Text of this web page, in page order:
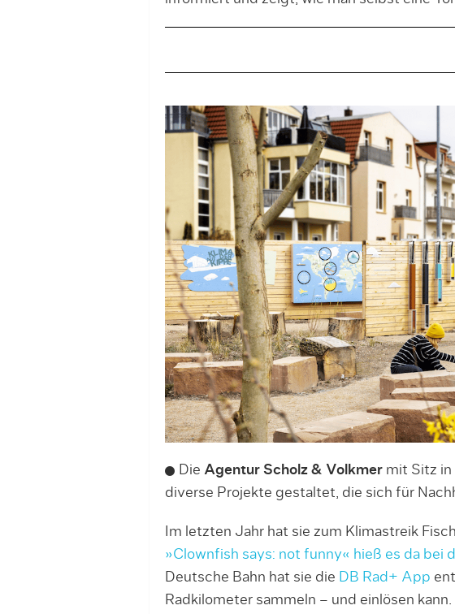
Die Agentur Scholz & Volkmermit Sitz in
diverse Projekte gestaltet, die sich für
Im letzten Jahr hat sie zum Klimastreik
»Clownfish says: not funny« hieß es da bei
Deutsche Bahn hat sie die DB Rad+ App
Radkilometer sammeln – und einlösen